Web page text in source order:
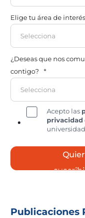
Elige tu área de
¿Deseas que nos
contigo?
*
Acepto las
privacidad
Publicaciones